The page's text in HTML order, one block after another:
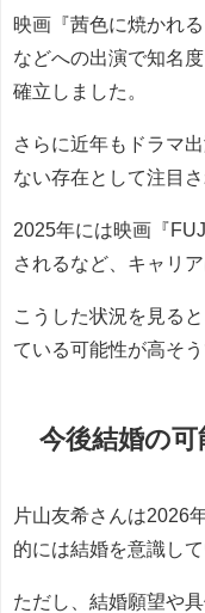
映画『茜色に焼かれ
などへの出演で知名
確立しました。
さらに近年もドラマ
ない存在として注目さ
2025年には映画『
されるなど、キャリ
こうした状況を見る
ている可能性が高そう
今後結婚の可
片山友希さんは2026
的には結婚を意識し
ただし、結婚願望や